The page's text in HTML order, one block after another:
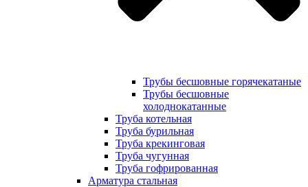
Трубы бесшовные горячекатаные
Трубы бесшовные
холоднокатанные
Труба котельная
Труба бурильная
Труба крекинговая
Труба чугунная
Труба гофрированная
Арматура стальная